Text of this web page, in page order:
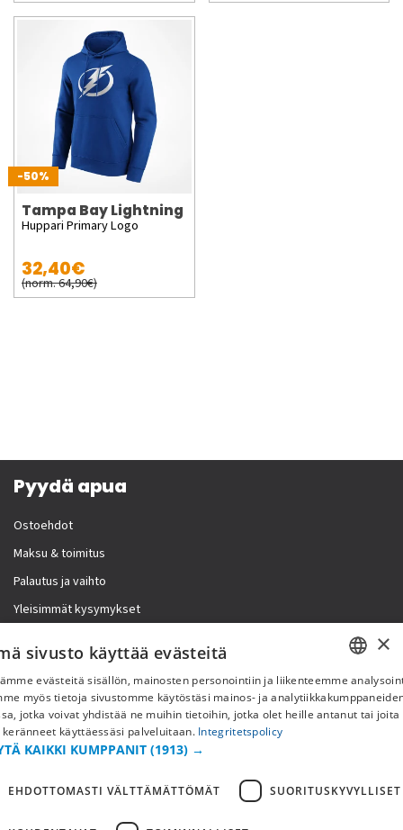
-50%
Tampa Bay Lightning
Huppari Primary Logo
32,40€
(norm. 64,90€)
Pyydä apua
Ostoehdot
Maksu & toimitus
Palautus ja vaihto
Yleisimmät kysymykset
Lisää meistä
Yritystiedot
FI
×
sivusto käyttää evästeitä
evästeitä sisällön, mainosten personointiin ja liikenteemme
myös tietoja sivustomme käytöstäsi mainos- ja
jotka voivat yhdistää ne muihin tietoihin, jotka olet heille antanut tai joita
keränneet käyttäessäsi palveluitaan. Integritetspolicy
KAIKKI KUMPPANIT (1913) →
EHDOTTOMASTI VÄLTTÄMÄTTÖMÄT SUORITUSKYVYLLISET